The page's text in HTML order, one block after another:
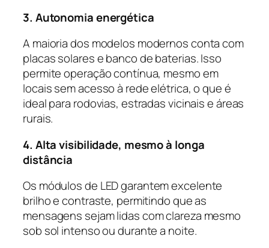
3. Autonomia energética
A maioria dos modelos modernos conta com
placas solares e banco de baterias. Isso
permite operação contínua, mesmo em
locais sem acesso à rede elétrica, o que é
ideal para rodovias, estradas vicinais e áreas
rurais.
4. Alta visibilidade, mesmo à longa
distância
Os módulos de LED garantem excelente
brilho e contraste, permitindo que as
mensagens sejam lidas com clareza mesmo
sob sol intenso ou durante a noite.